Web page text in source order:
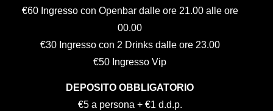
€60 Ingresso con Openbar dalle ore 21.00 alle ore
00.00
€30 Ingresso con 2 Drinks dalle ore 23.00
€50 Ingresso Vip
DEPOSITO OBBLIGATORIO
€5 a persona + €1 d.d.p.